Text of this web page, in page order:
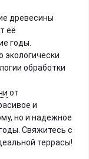
древесины
её
годы.
экологически
обработки
от
и
но и надежное
Свяжитесь с
террасы!